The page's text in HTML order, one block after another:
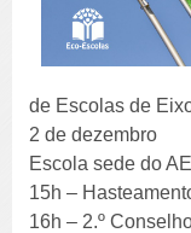
de Escolas de
2 de dezembro
Escola sede do
15h –
16h – 2.º